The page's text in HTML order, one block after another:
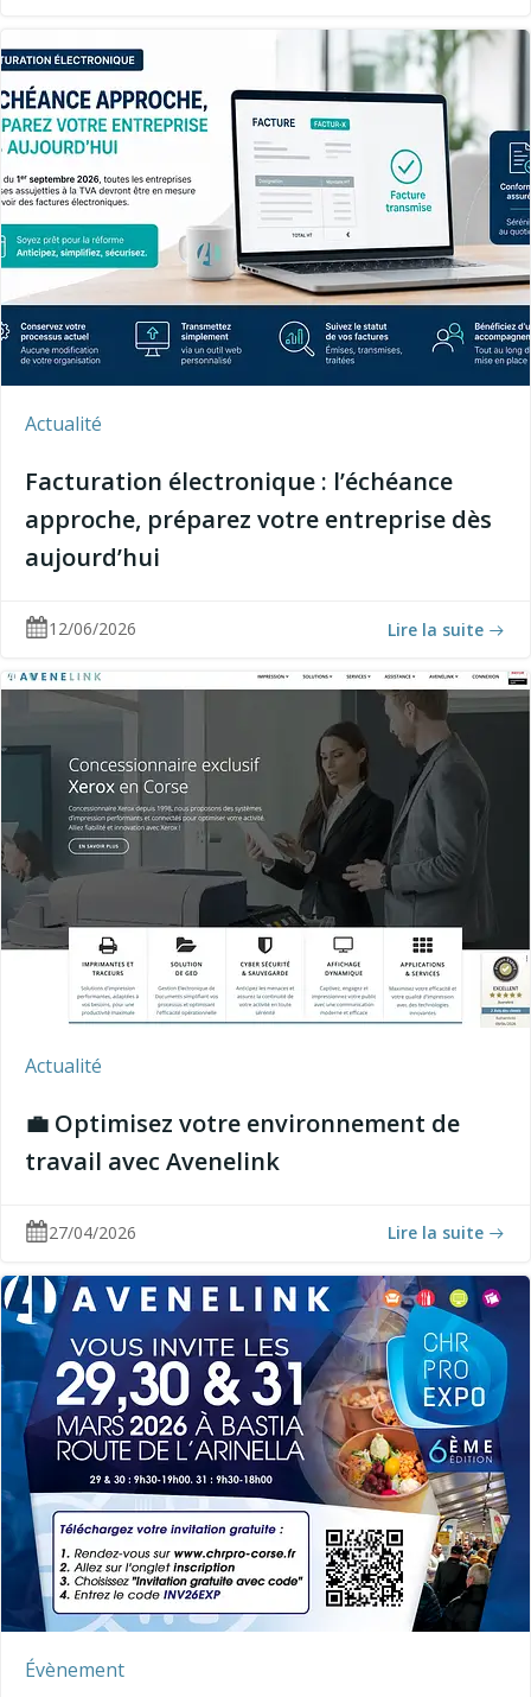
Actualité
Facturation électronique : l’échéance
approche, préparez votre entreprise dès
aujourd’hui
12/06/2026 Lire la suite
Actualité
💼 Optimisez votre environnement de
travail avec Avenelink
27/04/2026 Lire la suite
Évènement